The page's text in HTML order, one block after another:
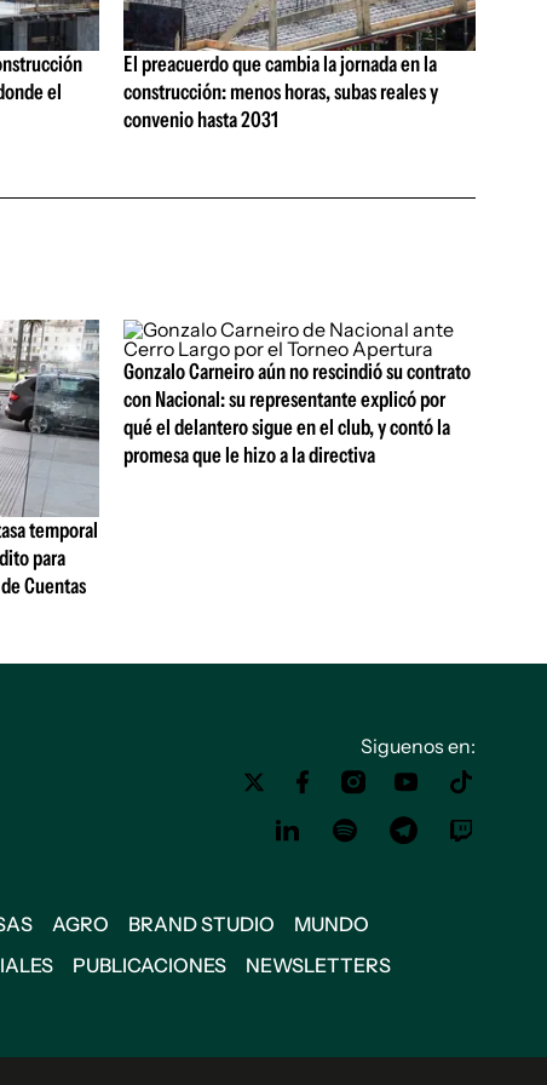
el
El preacuerdo que cambia la jornada en la
construcción: menos horas, subas reales y
convenio hasta 2031
temporal
para
Cuentas
Gonzalo Carneiro aún no rescindió su contrato
con Nacional: su representante explicó por
qué el delantero sigue en el club, y contó la
promesa que le hizo a la directiva
Siguenos en:
AGRO BRAND STUDIO
MUNDO
PUBLICACIONES
NEWSLETTERS